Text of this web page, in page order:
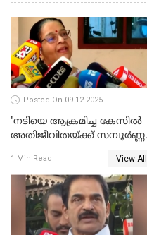
Posted On 09-12-2025
'നടിയെ ആക്രമിച്ച കേസില്‍
അതിജീവിതയ്ക്ക് സമ്പൂര്‍ണ്ണ
MLA WATCH VIDEO
1 Min Read View All